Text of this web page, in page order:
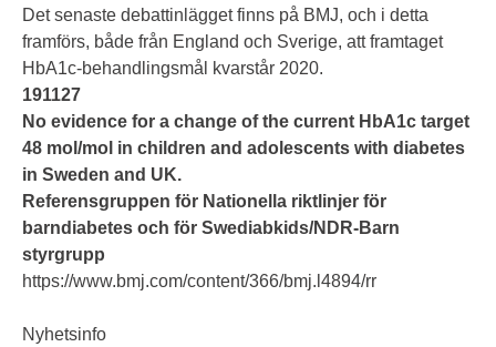
Det senaste debattinlägget finns på BMJ, och i detta
framförs, både från England och Sverige, att framtaget
HbA1c-behandlingsmål kvarstår 2020.
191127
No evidence for a change of the current HbA1c target
48 mol/mol in children and adolescents with diabetes
in Sweden and UK.
Referensgruppen för Nationella riktlinjer för
barndiabetes och för Swediabkids/NDR-Barn
styrgrupp
https://www.bmj.com/content/366/bmj.l4894/rr
Nyhetsinfo